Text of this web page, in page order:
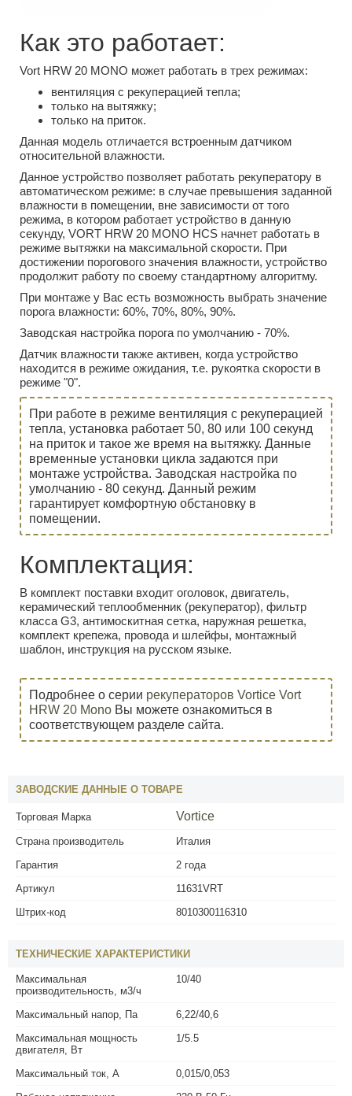
Как это работает:
Vort HRW 20 MONO может работать в трех режимах:
вентиляция с рекуперацией тепла;
только на вытяжку;
только на приток.
Данная модель отличается встроенным датчиком
относительной влажности.
Данное устройство позволяет работать рекуператору в
автоматическом режиме: в случае превышения заданной
влажности в помещении, вне зависимости от того
режима, в котором работает устройство в данную
секунду, VORT HRW 20 MONO HCS начнет работать в
режиме вытяжки на максимальной скорости. При
достижении порогового значения влажности, устройство
продолжит работу по своему стандартному алгоритму.
При монтаже у Вас есть возможность выбрать значение
порога влажности: 60%, 70%, 80%, 90%.
Заводская настройка порога по умолчанию - 70%.
Датчик влажности также активен, когда устройство
находится в режиме ожидания, т.е. рукоятка скорости в
режиме "0".
При работе в режиме вентиляция с рекуперацией
тепла, установка работает 50, 80 или 100 секунд
на приток и такое же время на вытяжку. Данные
временные установки цикла задаются при
монтаже устройства. Заводская настройка по
умолчанию - 80 секунд. Данный режим
гарантирует комфортную обстановку в
помещении.
Комплектация:
В комплект поставки входит оголовок, двигатель,
керамический теплообменник (рекуператор), фильтр
класса G3, антимоскитная сетка, наружная решетка,
комплект крепежа, провода и шлейфы, монтажный
шаблон, инструкция на русском языке.
Подробнее о серии рекуператоров Vortice Vort
HRW 20 Mono Вы можете ознакомиться в
соответствующем разделе сайта.
ЗАВОДСКИЕ ДАННЫЕ О ТОВАРЕ
Торговая Марка Vortice
Страна производитель
Италия
Гарантия
2 года
Артикул
11631VRT
Штрих-код
8010300116310
ТЕХНИЧЕСКИЕ ХАРАКТЕРИСТИКИ
Максимальная
производительность, м3/ч
10/40
Максимальный напор, Па
6,22/40,6
Максимальная мощность
двигателя, Вт
1/5.5
Максимальный ток, А
0,015/0,053